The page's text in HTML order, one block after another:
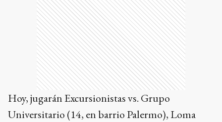
Hoy, jugarán Excursionistas vs. Grupo
Universitario (14, en barrio Palermo), Loma